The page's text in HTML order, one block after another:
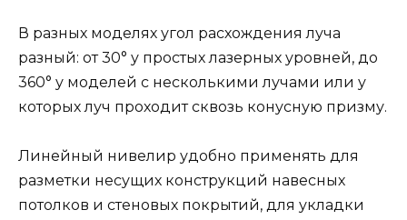
В разных моделях угол расхождения луча
разный: от 30° у простых лазерных уровней, до
360° у моделей с несколькими лучами или у
которых луч проходит сквозь конусную призму.
Линейный нивелир удобно применять для
разметки несущих конструкций навесных
потолков и стеновых покрытий, для укладки